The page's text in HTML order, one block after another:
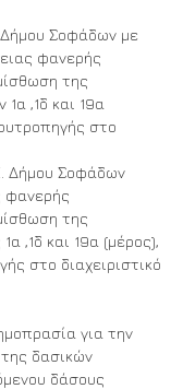
Δήμου Σοφάδων με
φανερής
της
,1δ και 19α
στο
Δήμου Σοφάδων
φανερής
της
,1δ και 19α (μέρος),
στο διαχειριστικό
για την
δασικών
δάσους